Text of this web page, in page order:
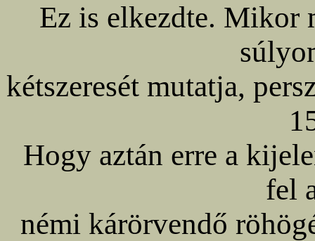
Ez is elkezdte. Mikor
kétszeresét mutatja,
Hogy aztán erre a
fel
némi kárörvendő